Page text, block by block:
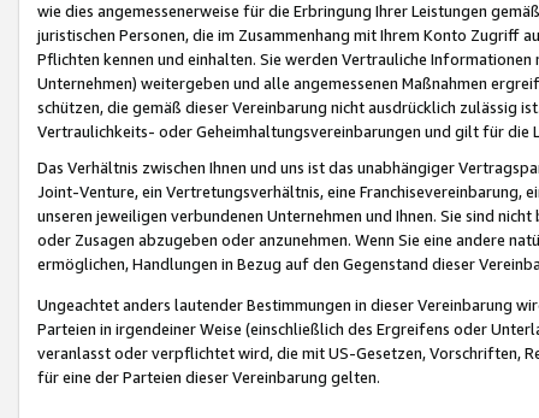
wie dies angemessenerweise für die Erbringung Ihrer Leistungen
juristischen Personen, die im Zusammenhang mit Ihrem Konto
Pflichten kennen und einhalten. Sie werden Vertrauliche
Unternehmen) weitergeben und alle angemessenen Maßnahmen
schützen, die gemäß dieser Vereinbarung nicht ausdrücklich zulässig
Vertraulichkeits- oder Geheimhaltungsvereinbarungen und gilt für die
Das Verhältnis zwischen Ihnen und uns ist das unabhängiger
Joint-Venture, ein Vertretungsverhältnis, eine Franchisevereinbarung,
unseren jeweiligen verbundenen Unternehmen und Ihnen. Sie sind
oder Zusagen abzugeben oder anzunehmen. Wenn Sie eine andere
ermöglichen, Handlungen in Bezug auf den Gegenstand dieser
Ungeachtet anders lautender Bestimmungen in dieser Vereinbarung
Parteien in irgendeiner Weise (einschließlich des Ergreifens oder
veranlasst oder verpflichtet wird, die mit US-Gesetzen, Vorschriften,
für eine der Parteien dieser Vereinbarung gelten.